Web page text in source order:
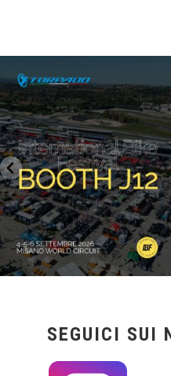
IBF sta per...
17 1
SEGUICI SUI